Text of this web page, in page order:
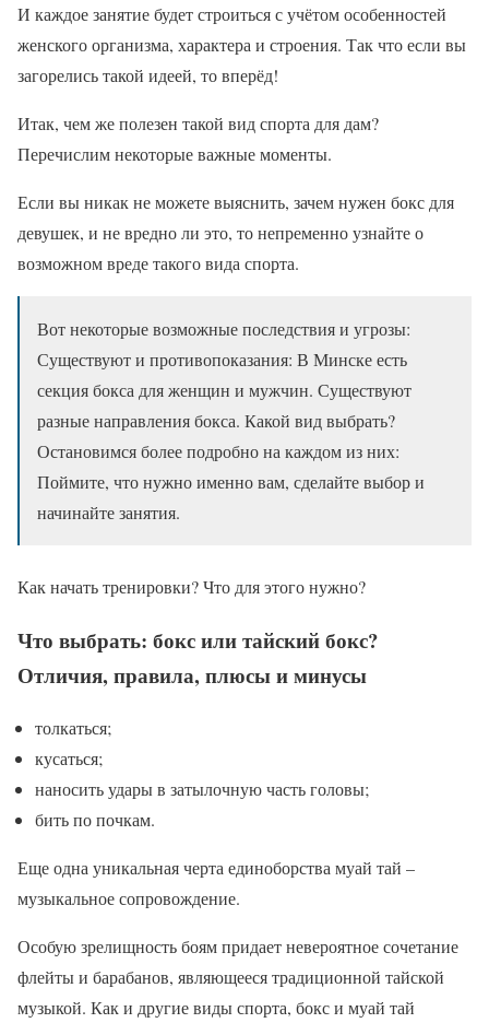
И каждое занятие будет строиться с учётом особенностей
женского организма, характера и строения. Так что если вы
загорелись такой идеей, то вперёд!
Итак, чем же полезен такой вид спорта для дам?
Перечислим некоторые важные моменты.
Если вы никак не можете выяснить, зачем нужен бокс для
девушек, и не вредно ли это, то непременно узнайте о
возможном вреде такого вида спорта.
Вот некоторые возможные последствия и угрозы:
Существуют и противопоказания: В Минске есть
секция бокса для женщин и мужчин. Существуют
разные направления бокса. Какой вид выбрать?
Остановимся более подробно на каждом из них:
Поймите, что нужно именно вам, сделайте выбор и
начинайте занятия.
Как начать тренировки? Что для этого нужно?
Что выбрать: бокс или тайский бокс?
Отличия, правила, плюсы и минусы
толкаться;
кусаться;
наносить удары в затылочную часть головы;
бить по почкам.
Еще одна уникальная черта единоборства муай тай –
музыкальное сопровождение.
Особую зрелищность боям придает невероятное сочетание
флейты и барабанов, являющееся традиционной тайской
музыкой. Как и другие виды спорта, бокс и муай тай